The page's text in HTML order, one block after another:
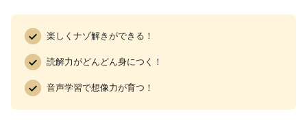
12 閉じこめられて p46
13 かくれ家をさがせ p50
14 まほうの手 p54
15 無人島で生き延びろ p58
16 コップは知っている p60
楽しくナゾ解きができる！
読解力がどんどん身につく！
音声学習で想像力が育つ！